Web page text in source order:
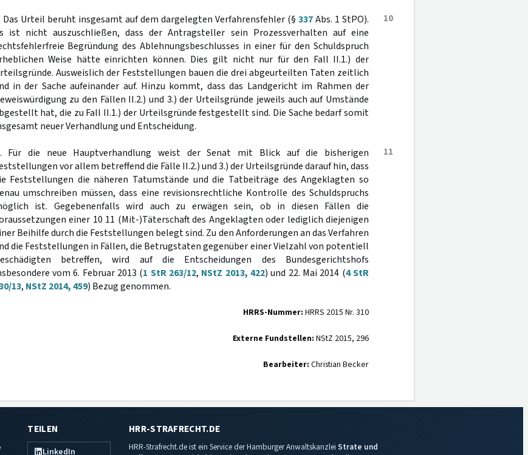
10
Das Urteil beruht insgesamt auf dem dargelegten Verfahrensfehler (§ 337Abs. 1 StPO).
ist nicht auszuschließen, dass der Antragsteller sein Prozessverhalten auf eine
Begründung des Ablehnungsbeschlusses in einer für den Schuldspruch
Weise hätte einrichten können. Dies gilt nicht nur für den Fall II.1.) der
Ausweislich der Feststellungen bauen die drei abgeurteilten Taten zeitlich
in der Sache aufeinander auf. Hinzu kommt, dass das Landgericht im Rahmen der
zu den Fällen II.2.) und 3.) der Urteilsgründe jeweils auch auf Umstände
hat, die zu Fall II.1.) der Urteilsgründe festgestellt sind. Die Sache bedarf somit
neuer Verhandlung und Entscheidung.
11
Für die neue Hauptverhandlung weist der Senat mit Blick auf die bisherigen
vor allem betreffend die Fälle II.2.) und 3.) der Urteilsgründe darauf hin, dass
Feststellungen die näheren Tatumstände und die Tatbeiträge des Angeklagten so
umschreiben müssen, dass eine revisionsrechtliche Kontrolle des Schuldspruchs
ist. Gegebenenfalls wird auch zu erwägen sein, ob in diesen Fällen die
einer 10 11 (Mit-)Täterschaft des Angeklagten oder lediglich diejenigen
Beihilfe durch die Feststellungen belegt sind. Zu den Anforderungen an das Verfahren
die Feststellungen in Fällen, die Betrugstaten gegenüber einer Vielzahl von potentiell
betreffen, wird auf die Entscheidungen des Bundesgerichtshofs
vom 6. Februar 2013 (1 StR 263/12, NStZ 2013, 422) und 22. Mai 2014 (4 StR
13, NStZ 2014, 459) Bezug genommen.
HRRS-Nummer: HRRS 2015 Nr. 310
Externe Fundstellen: NStZ 2015, 296
Bearbeiter: Christian Becker
TEILEN
LinkedIn
HRR-STRAFRECHT.DE
HRR-Strafrecht.de ist ein Service der Hamburger Anwaltskanzlei Strate und